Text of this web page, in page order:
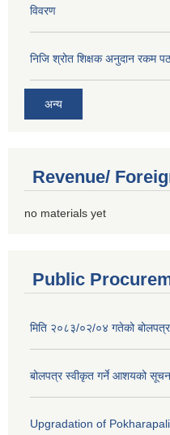
विवरण
निजि श्रोत शिक्षक अनुदान रकम
अन्य
Revenue/
no materials yet
Public
मिति २०८३/०२/०४ गतेको
बोलपत्र स्वीकृत गर्ने आशयको
Upgradation of